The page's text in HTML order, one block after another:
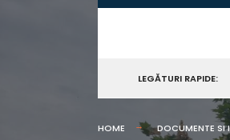
LEGĂTURI RAPIDE:
HOME DOCUMENTE SI